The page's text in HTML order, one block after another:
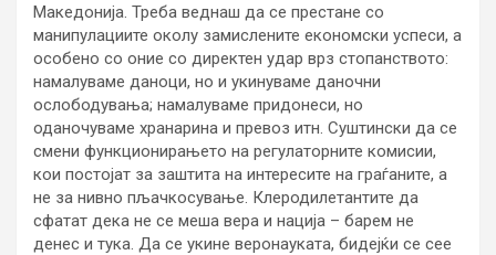
Македонија. Треба веднаш да се престане со
манипулациите околу замислените економски успеси, а
особено со оние со директен удар врз стопанството:
намалуваме даноци, но и укинуваме даночни
ослободувања; намалуваме придонеси, но
оданочуваме хранарина и превоз итн. Суштински да се
смени функционирањето на регулаторните комисии,
кои постојат за заштита на интересите на граѓаните, а
не за нивно пљачкосување. Клеродилетантите да
сфатат дека не се меша вера и нација – барем не
денес и тука. Да се укине веронауката, бидејќи се сее